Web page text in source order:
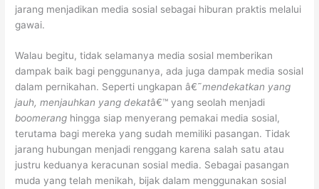
jarang menjadikan media sosial sebagai hiburan praktis melalui
gawai.
Walau begitu, tidak selamanya media sosial memberikan
dampak baik bagi penggunanya, ada juga dampak media sosial
dalam pernikahan. Seperti ungkapan â€˜mendekatkan yang
jauh, menjauhkan yang dekatâ€™ yang seolah menjadi
boomerang hingga siap menyerang pemakai media sosial,
terutama bagi mereka yang sudah memiliki pasangan. Tidak
jarang hubungan menjadi renggang karena salah satu atau
justru keduanya keracunan sosial media. Sebagai pasangan
muda yang telah menikah, bijak dalam menggunakan sosial